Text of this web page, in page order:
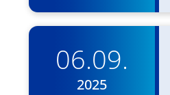
06.09.
2025